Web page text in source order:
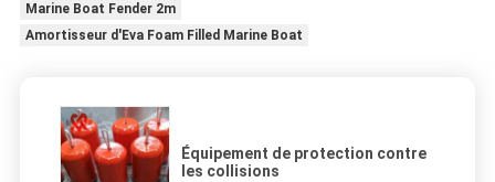
Marine Boat Fender 2m
Amortisseur d'Eva Foam Filled Marine Boat
Équipement de protection contre
les collisions